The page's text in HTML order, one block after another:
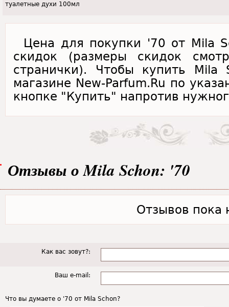
туалетные духи 100мл
Цена для покупки '70 от Mila
скидок (размеры скидок
странички). Чтобы купить Mila
магазине New-Parfum.Ru по
кнопке "Купить" напротив
Отзывы о Mila Schon: '70
Отзывов пока
Как вас зовут?:
Ваш e-mail:
Что вы думаете о '70 от Mila Schon?